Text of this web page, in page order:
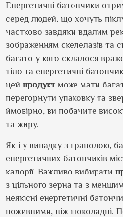
Енергетичні батончики
серед людей, що хочуть
частково завдяки вдалим
зображенням скелелазів та
багато у кого склалося
тіло та енергетичні
цей продукт може мати
перегорнути упаковку та
ймовірно, ви побачите
та жиру.
Як і у випадку з гранолою,
енергетичних батончиків
калорії. Важливо вибирати
з цільного зерна та з
неякісні енергетичні
поживними, ніж шоколадні.